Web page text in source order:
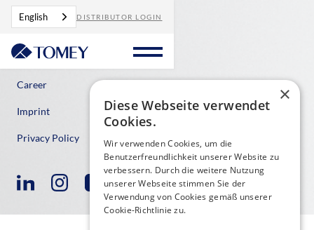
English DISTRIBUTOR LOGIN
Contact
Career
Imprint
Privacy Policy
×
Diese Webseite verwendet
Cookies.
Wir verwenden Cookies, um die
Benutzerfreundlichkeit unserer Website zu
verbessern. Durch die weitere Nutzung
unserer Webseite stimmen Sie der
Verwendung von Cookies gemäß unserer
Cookie-Richtlinie zu.